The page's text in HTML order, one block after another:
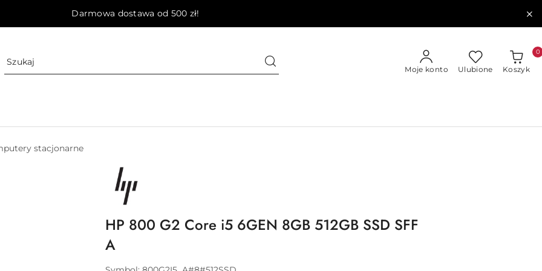
Darmowa dostawa od 500 zł!
Moje konto Ulubione Koszyk
0
stacjonarne
NAZWA
PRODUCENTA:
HP
HP 800 G2 Core i5 6GEN 8GB 512GB SSD SFF
A